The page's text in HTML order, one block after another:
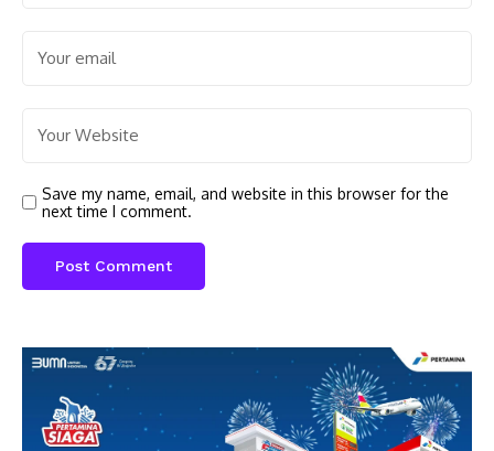
Save my name, email, and website in this browser for the
next time I comment.